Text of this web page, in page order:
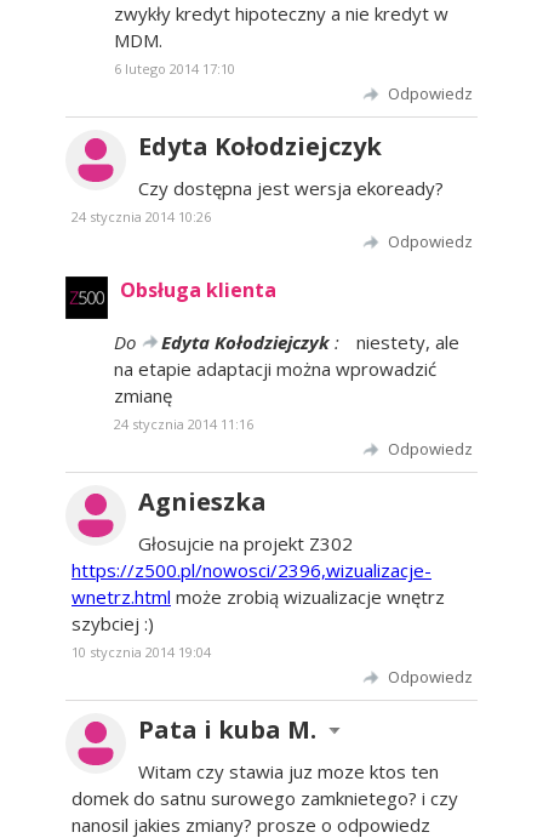
zwykły kredyt hipoteczny a nie kredyt w
MDM.
6 lutego 2014 17:10
Odpowiedz
Edyta Kołodziejczyk
Czy dostępna jest wersja ekoready?
24 stycznia 2014 10:26
Odpowiedz
Obsługa klienta
Do Edyta Kołodziejczyk :
niestety, ale
na etapie adaptacji można wprowadzić
zmianę
24 stycznia 2014 11:16
Odpowiedz
Agnieszka
Głosujcie na projekt Z302
https://z500.pl/nowosci/2396,wizualizacje-
wnetrz.html może zrobią wizualizacje wnętrz
szybciej :)
10 stycznia 2014 19:04
Odpowiedz
Pata i kuba M.
Witam czy stawia juz moze ktos ten
domek do satnu surowego zamknietego? i czy
nanosil jakies zmiany? prosze o odpowiedz